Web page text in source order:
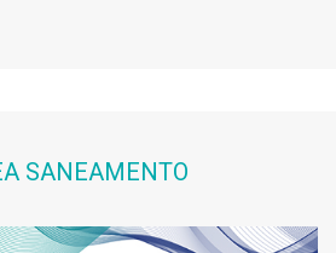
SANEAMENTO